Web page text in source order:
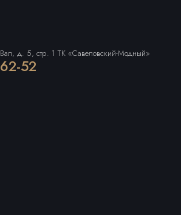
д. 5, стр. 1 ТК «Савеловский-Модный»
52